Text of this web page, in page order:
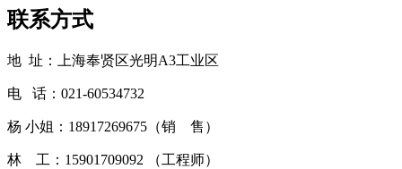
联系方式
地 址：上海奉贤区光明A3工业区
电 话：021-60534732
杨 小姐：18917269675（销 售）
林 工：15901709092 （工程师）